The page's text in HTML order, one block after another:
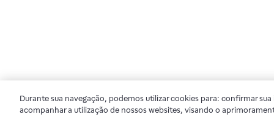
Durante sua navegação, podemos utilizar cookies para: confirmar
acompanhar a utilização de nossos websites, visando o